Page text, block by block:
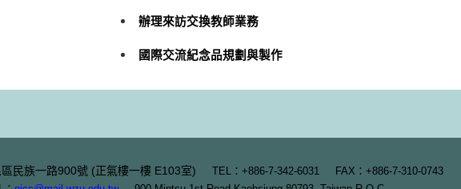
辦理來訪交換教師業務
國際交流紀念品規劃與製作
民族一路900號 (正氣樓一樓 E103室) TEL：+886-7-342-6031 FAX：+886-7-310-0743